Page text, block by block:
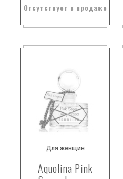
Отсутствует в продаже
Для женщин
Aquolina Pink